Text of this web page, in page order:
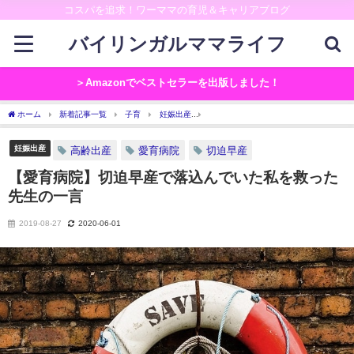
コスパを追求！ワーママの育児＆キャリアブログ
バイリンガルママライフ
＞Amazonでベストセラーを出版しました！
ホーム 新着記事一覧 子育 妊娠出産
妊娠出産 高齢出産 愛育病院 切迫早産
【愛育病院】切迫早産で落込んでいた私を救った
先生の一言
2019-08-27 2020-06-01